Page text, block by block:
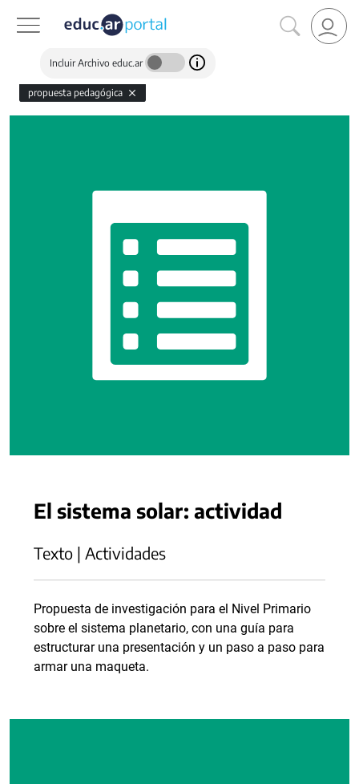
Incluir Archivo educ.ar
propuesta pedagógica
El sistema solar: actividad
Texto | Actividades
Propuesta de investigación para el Nivel Primario
sobre el sistema planetario, con una guía para
estructurar una presentación y un paso a paso para
armar una maqueta.